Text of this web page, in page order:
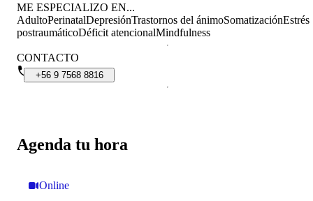
Agenda tu hora
Online
ME ESPECIALIZO EN...
AdultoPerinatalDepresiónTrastornos del ánimoSomatizaciónEstrés
postraumáticoDéficit atencionalMindfulness
CONTACTO
+56 9 7568 8816